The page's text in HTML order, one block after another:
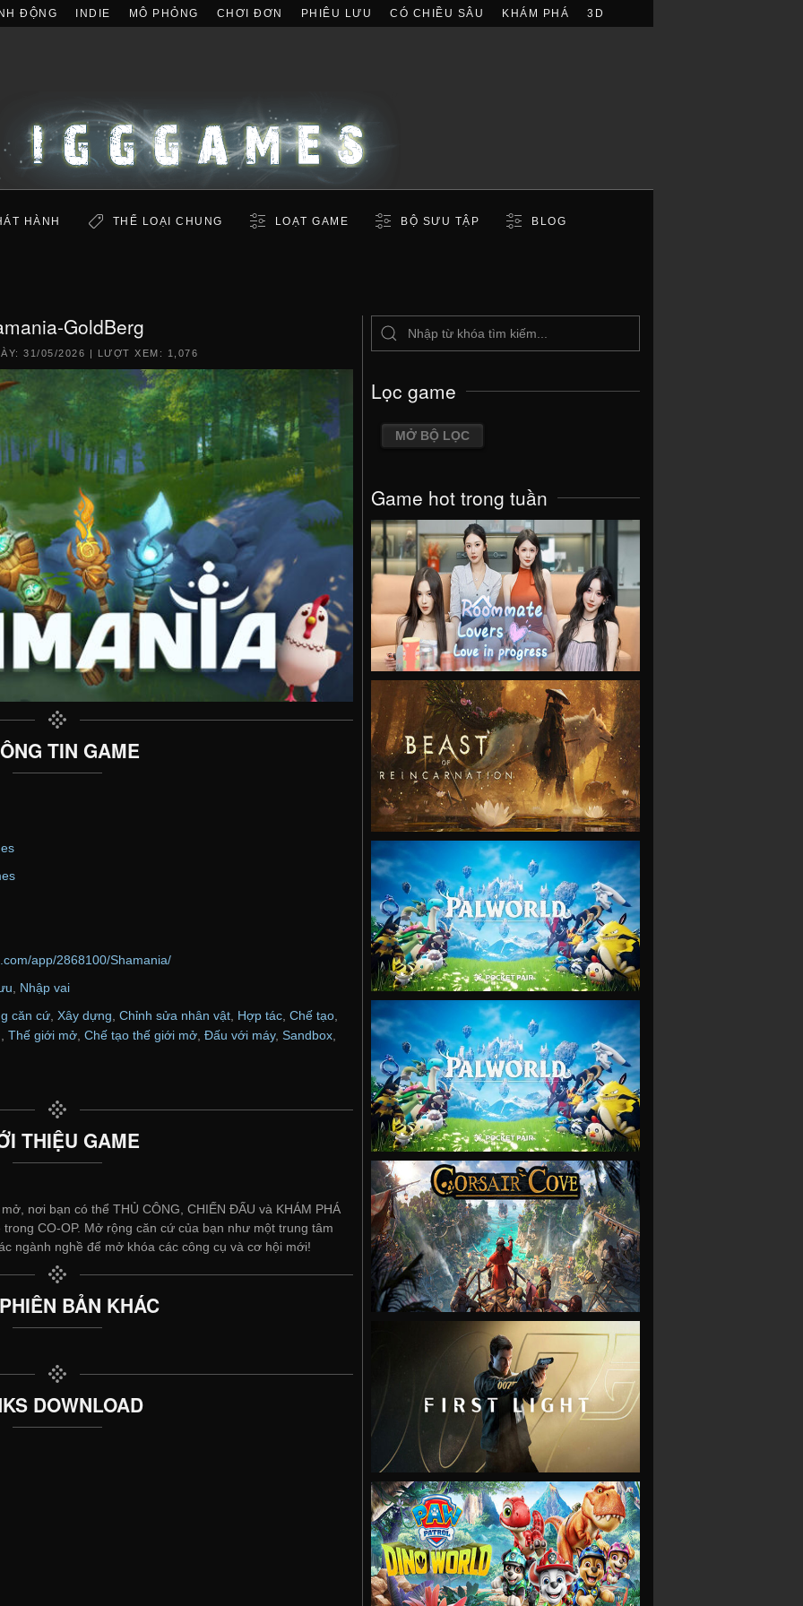
ĐỘNG INDIE MÔ PHỎNG CHƠI ĐƠN PHIÊU LƯU CÓ CHIỀU SÂU KHÁM PHÁ 3D
HÀNH THỂ LOẠI CHUNG LOẠT GAME BỘ SƯU TẬP BLOG
GoldBerg
31/05/2026 | LƯỢT XEM: 1,076
TIN GAME
app/2868100/Shamania/
Nhập vai
căn cứ, Xây dựng, Chỉnh sửa nhân vật, Hợp tác, Chế tạo,
Thế giới mở Chế tạo thế giới mở Đấu với máy, Sandbox
THIỆU GAME
nơi bạn có thể THỦ CÔNG, CHIẾN ĐẤU và KHÁM PHÁ
CO-OP. Mở rộng căn cứ của bạn như một trung tâm
ngành nghề để mở khóa các công cụ và cơ hội mới!
BẢN KHÁC
DOWNLOAD
Lọc game
MỞ BỘ LỌC
Game hot trong tuần
VIEW
VIEW
VIEW
VIEW
VIEW
VIEW
VIEW